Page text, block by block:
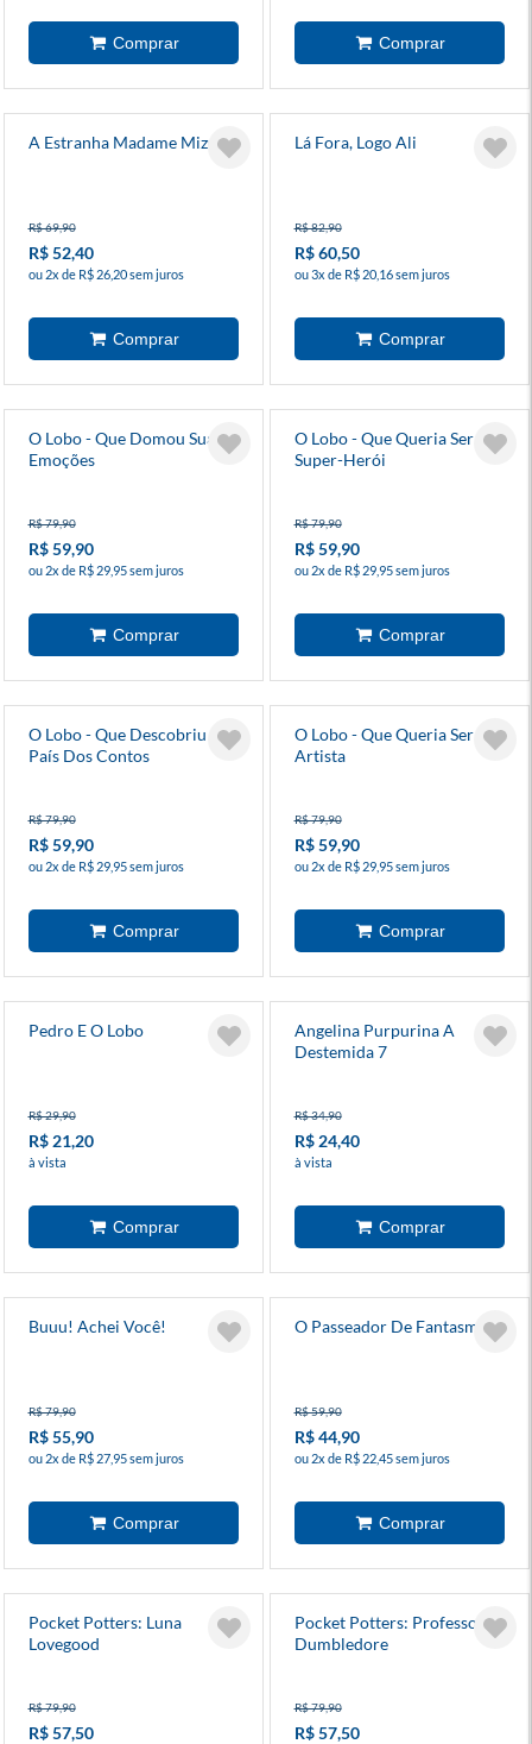
A Estranha Madame Mizu
R$ 69,90
R$ 52,40
ou 2x de R$ 26,20 sem juros
Lá Fora, Logo Ali
R$ 82,90
R$ 60,50
ou 3x de R$ 20,16 sem juros
O Lobo - Que Domou Suas
Emoções
R$ 79,90
R$ 59,90
ou 2x de R$ 29,95 sem juros
O Lobo - Que Queria Ser Um
Super-Herói
R$ 79,90
R$ 59,90
ou 2x de R$ 29,95 sem juros
O Lobo - Que Descobriu O
País Dos Contos
R$ 79,90
R$ 59,90
ou 2x de R$ 29,95 sem juros
O Lobo - Que Queria Ser
Artista
R$ 79,90
R$ 59,90
ou 2x de R$ 29,95 sem juros
Pedro E O Lobo
R$ 29,90
R$ 21,20
à vista
Angelina Purpurina A
Destemida 7
R$ 34,90
R$ 24,40
à vista
Buuu! Achei Você!
R$ 79,90
R$ 55,90
ou 2x de R$ 27,95 sem juros
O Passeador De Fantasmas
R$ 59,90
R$ 44,90
ou 2x de R$ 22,45 sem juros
Pocket Potters: Luna
Lovegood
R$ 79,90
R$ 57,50
Pocket Potters: Professor
Dumbledore
R$ 79,90
R$ 57,50